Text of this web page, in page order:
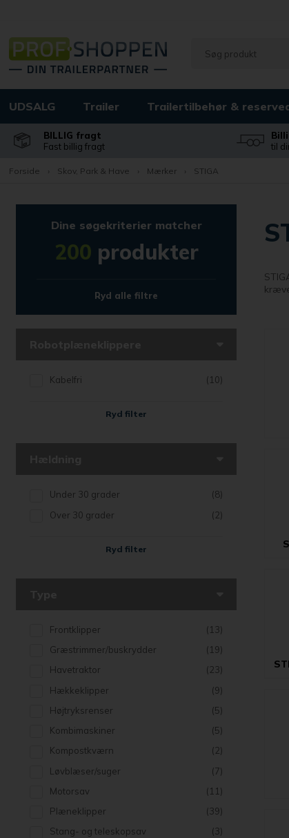
UDSALG Trailer Trailertilbehør &
BILLIG fragt
Fast billig fragt
til
Forside Skov, Park & Have Mærker STIGA
Dine søgekriterier matcher
200 produkter
Ryd alle filtre
Kabelfri (10)
Ryd filter
Under 30 grader
(8)
Over 30 grader
(2)
Ryd filter
Frontklipper
(13)
Græstrimmer/buskrydder
(19)
Havetraktor
(23)
Hækkeklipper
(9)
Højtryksrenser
(5)
Kombimaskiner
(5)
Kompostkværn
(2)
Løvblæser/suger
(7)
Motorsav
(11)
Plæneklipper
(39)
Stang- og teleskopsav
(3)